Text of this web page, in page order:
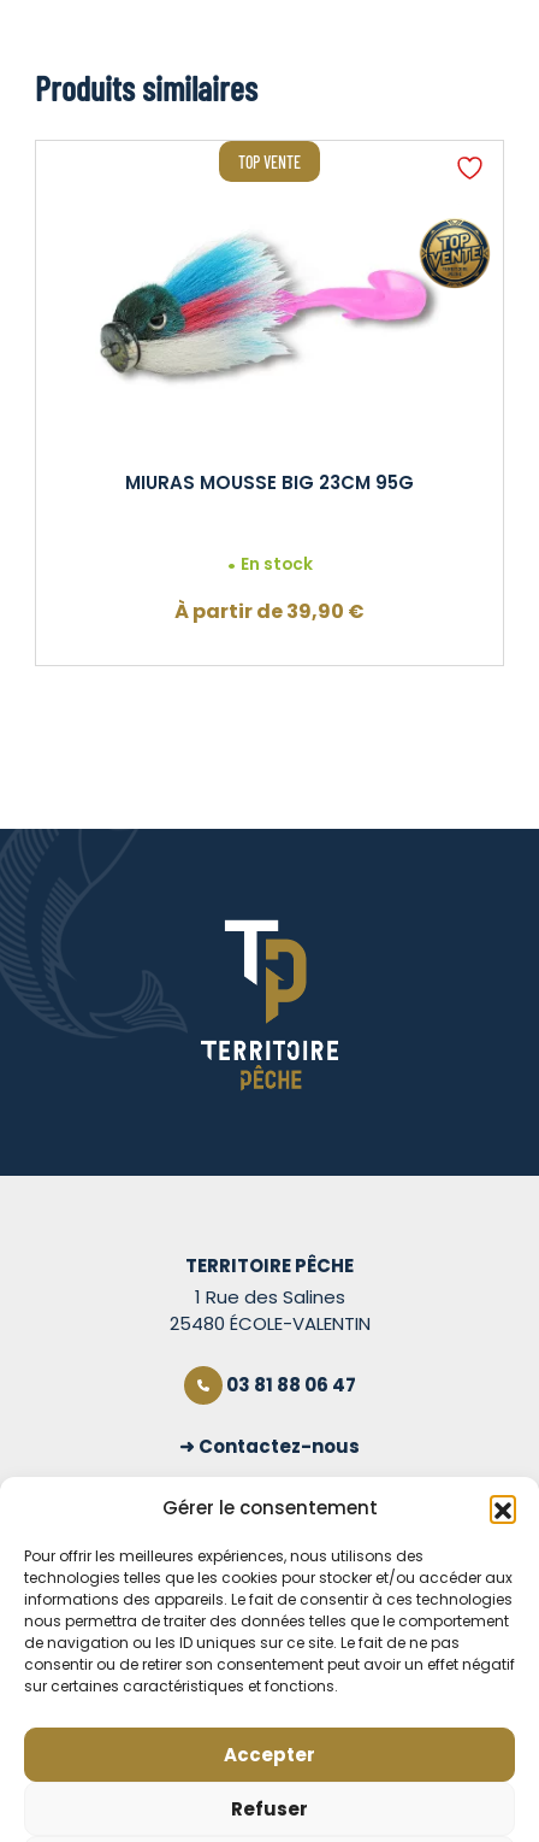
Gérer le consentement
Pour offrir les meilleures expériences, nous utilisons des
technologies telles que les cookies pour stocker et/ou accéder aux
informations des appareils. Le fait de consentir à ces technologies
nous permettra de traiter des données telles que le comportement
de navigation ou les ID uniques sur ce site. Le fait de ne pas
consentir ou de retirer son consentement peut avoir un effet négatif
sur certaines caractéristiques et fonctions.
Accepter
Refuser
Produits similaires
TOP VENTE
MIURAS MOUSSE BIG 23CM 95G
En stock
À partir de39,90 €
TERRITOIRE PÊCHE
1 Rue des Salines
25480 ÉCOLE-VALENTIN
03 81 88 06 47
Contactez-nous
OUVERT TOUS LES JOURS
Voir nos horaires
MENTIONS LÉGALES
POLITIQUE DE CONFIDENTIALITÉ